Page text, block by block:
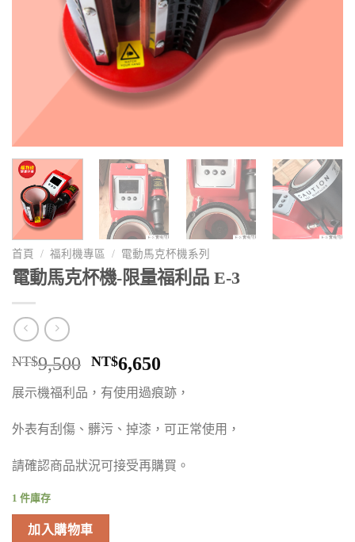
首頁 / 福利機專區 / 電動馬克杯機系列
電動馬克杯機-限量福利品 E-3
NT$9,500 NT$6,650
展示機福利品，有使用過痕跡，
外表有刮傷、髒污、掉漆，可正常使用，
請確認商品狀況可接受再購買。
1 件庫存
加入購物車